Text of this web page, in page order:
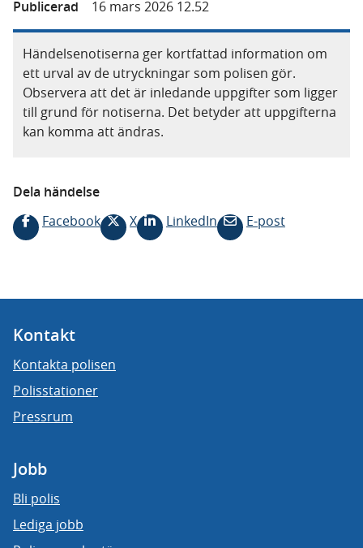
Publicerad
16 mars 2026 12.52
Händelsenotiserna ger kortfattad information om
ett urval av de utryckningar som polisen gör.
Observera att det är inledande uppgifter som ligger
till grund för notiserna. Det betyder att uppgifterna
kan komma att ändras.
Dela händelse
Facebook
X LinkedIn E-post
Kontakt
Kontakta polisen
Polisstationer
Pressrum
Jobb
Bli polis
Lediga jobb